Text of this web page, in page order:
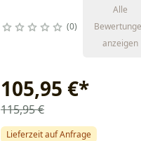
0
Alle
anzeigen
105,95 €*
115,95 €
Lieferzeit auf Anfrage